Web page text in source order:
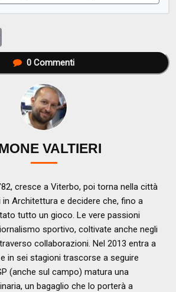
0Commenti
VALTIERI
cresce a Viterbo, poi torna nella città
in Architettura e decidere che, fino a
tutto un gioco. Le vere passioni
sportivo, coltivate anche negli
collaborazioni. Nel 2013 entra a
in sei stagioni trascorse a seguire
(anche sul campo) matura una
un bagaglio che lo porterà a